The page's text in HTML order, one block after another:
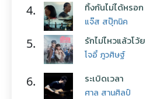
4. ทิ้งกันไม่ได้หรอก
แจ๊ส สปุ๊กนิค
5. รักไม่ไหวแล้วโว้ย
โจอี้ ภูวศิษฐ์
6. ระเบิดเวลา
ศาล สานศิลป์